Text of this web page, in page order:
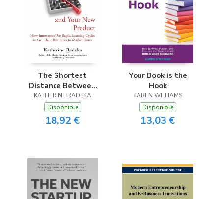
The Shortest
Distance Between
You and Your New
Product, 2nd Edition
KATHERINE RADEKA
Disponible
18,92 €
Your Book is the
Hook
KAREN WILLIAMS
Disponible
13,03 €